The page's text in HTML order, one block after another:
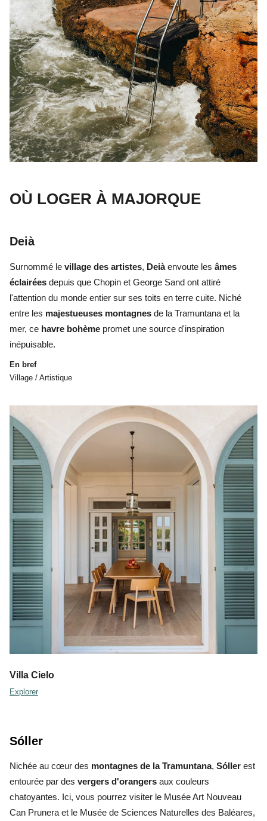
OÙ LOGER À MAJORQUE
Deià
Surnommé le village des artistes, Deiàenvoute les âmes
éclairées depuis que Chopin et George Sand ont attiré
l'attention du monde entier sur ses toits en terre cuite. Niché
entre les majestueuses montagnes de la Tramuntana et la
mer, ce havre bohème promet une source d'inspiration
inépuisable.
En bref
Village / Artistique
Villa Cielo
Explorer
Sóller
Nichée au cœur des montagnes de la Tramuntana, Sóller est
entourée par des vergers d'orangers aux couleurs
chatoyantes. Ici, vous pourrez visiter le Musée Art Nouveau
Can Prunera et le Musée de Sciences Naturelles des Baléares,